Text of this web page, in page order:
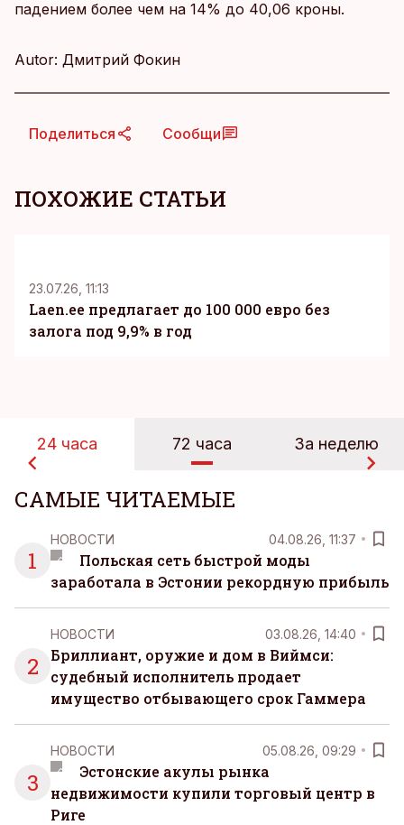
падением более чем на 14% до 40,06 кроны.
Autor: Дмитрий Фокин
Поделиться Сообщи
ПОХОЖИЕ СТАТЬИ
23.07.26, 11:13
Laen.ee предлагает до 100 000 евро без
залога под 9,9% в год
24 часа 72 часа За неделю
САМЫЕ ЧИТАЕМЫЕ
1
НОВОСТИ 04.08.26, 11:37
Польская сеть быстрой моды
заработала в Эстонии рекордную прибыль
2
НОВОСТИ 03.08.26, 14:40
Бриллиант, оружие и дом в Виймси:
судебный исполнитель продает
имущество отбывающего срок Гаммера
3
НОВОСТИ 05.08.26, 09:29
Эстонские акулы рынка
недвижимости купили торговый центр в
Риге